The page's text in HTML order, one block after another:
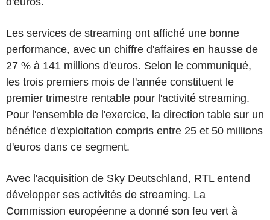
Les services de streaming ont affiché une bonne
performance, avec un chiffre d'affaires en hausse de
27 % à 141 millions d'euros. Selon le communiqué,
les trois premiers mois de l'année constituent le
premier trimestre rentable pour l'activité streaming.
Pour l'ensemble de l'exercice, la direction table sur un
bénéfice d'exploitation compris entre 25 et 50 millions
d'euros dans ce segment.
Avec l'acquisition de Sky Deutschland, RTL entend
développer ses activités de streaming. La
Commission européenne a donné son feu vert à